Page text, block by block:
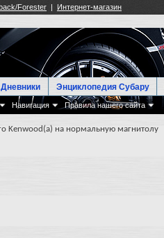
Навигация Правила нашего сайта
Дневники Энциклопедия Субару
Kenwood(a) на нормальную магнитолу